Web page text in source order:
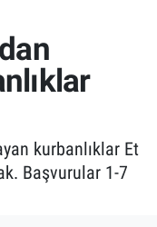
kurbanlıklar Et
Başvurular 1-7